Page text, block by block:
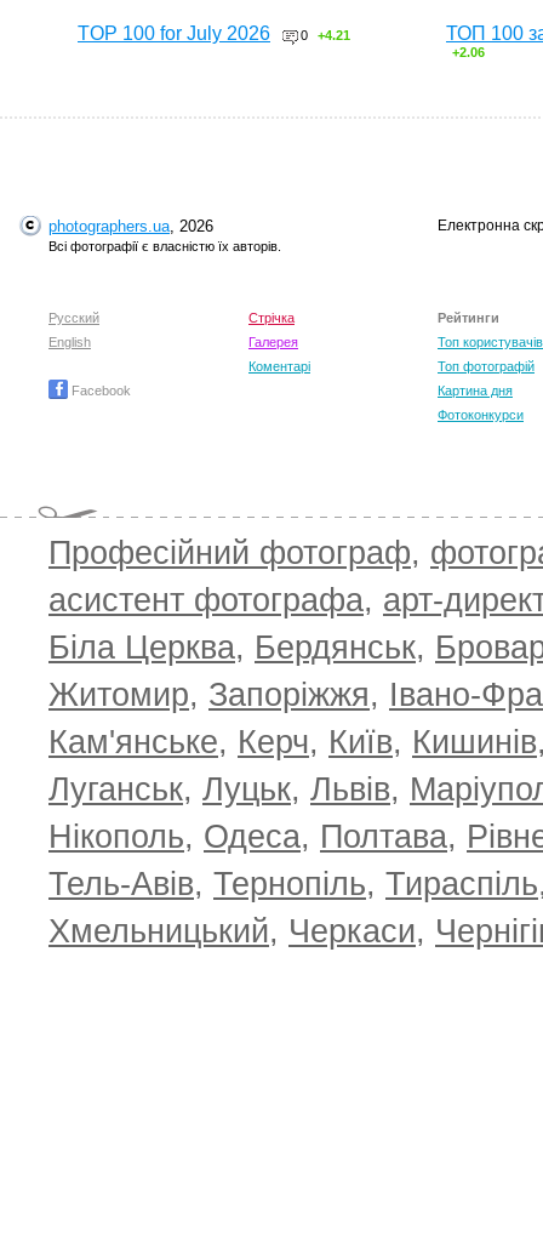
TOP 100 for July 2026 0 +4.21 ТОП 100
+2.06
TOP 100 for May 2026 0 +6.59 ТОП 100
+4.30
photographers.ua, 2026
Всі фотографії є власністю їх авторів.
Електронна
Русский
English
Facebook
Стрічка
Галерея
Коментарі
Рейтинги
Топ користувачів
Топ фотографій
Картина дня
Фотоконкурси
Професійний фотограф,
асистент фотографа, арт-
Біла Церква, Бердянськ,
Житомир, Запоріжжя, Івано-
Кам'янське, Керч, Київ, Кишинів
Луганськ, Луцьк, Львів,
Нікополь, Одеса, Полтава,
Тель-Авів, Тернопіль, Тираспіль
Хмельницький, Черкаси,